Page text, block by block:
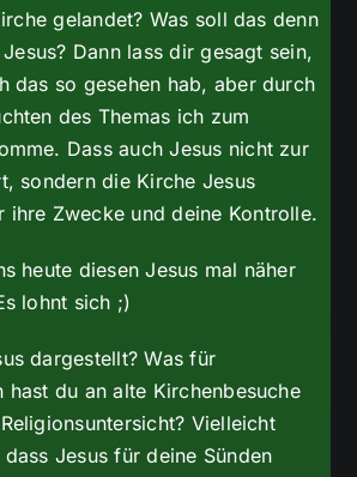
gelandet? Was soll das denn
Dann lass dir gesagt sein,
das so gesehen hab, aber durch
des Themas ich zum
Dass auch Jesus nicht zur
sondern die Kirche Jesus
ihre Zwecke und deine Kontrolle.
heute diesen Jesus mal näher
lohnt sich ;)
dargestellt? Was für
hast du an alte Kirchenbesuche
Vielleicht
Jesus für deine Sünden